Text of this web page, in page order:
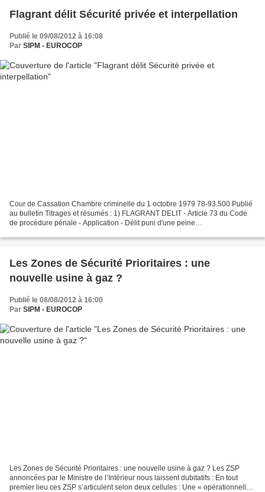
Flagrant délit Sécurité privée et interpellation
Publié le 09/08/2012 à 16:08
Par SIPM - EUROCOP
Cour de Cassation Chambre criminelle du 1 octobre 1979 78-93.500 Publié
au bulletin Titrages et résumés : 1) FLAGRANT DELIT - Article 73 du Code
de procédure pénale - Application - Délit puni d'une peine
Les Zones de Sécurité Prioritaires : une
nouvelle usine à gaz ?
Publié le 08/08/2012 à 16:00
Par SIPM - EUROCOP
Les Zones de Sécurité Prioritaires : une nouvelle usine à gaz ? Les ZSP
annoncées par le Ministre de l’Intérieur nous laissent dubitatifs : En tout
premier lieu ces ZSP s’articulent selon deux cellules : Une « opérationnelle